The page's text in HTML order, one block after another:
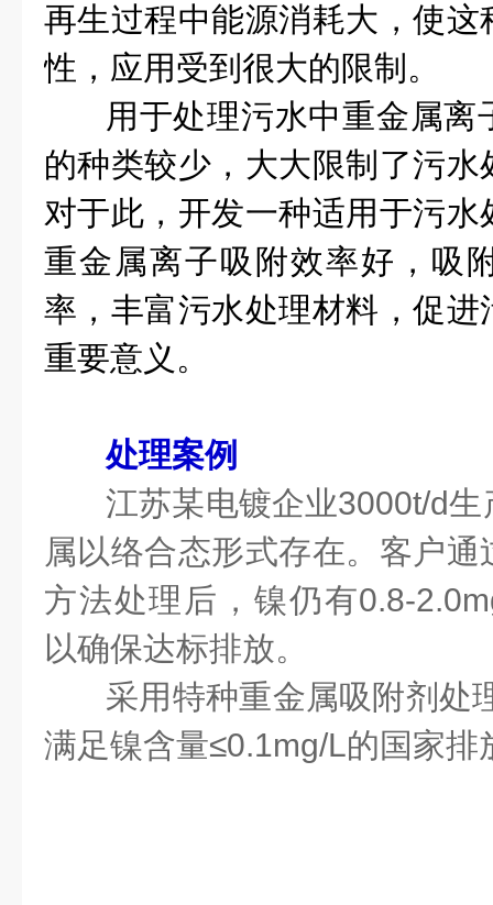
再生过程中能源消耗大，使
性，应用受到很大的限制。
用于处理污水中重金属离
的种类较少，大大限制了污
对于此，开发一种适用于污
重金属离子吸附效率好，吸
率，丰富污水处理材料，促
重要意义。
处理案例
江苏某电镀企业3000t/d
属以络合态形式存在。客户
方法处理后，镍仍有0.8-
以确保达标排放。
采用特种重金属吸附剂处
满足镍含量≤0.1mg/L的国家排